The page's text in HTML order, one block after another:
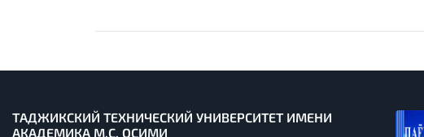
ТАДЖИКСКИЙ ТЕХНИЧЕСКИЙ УНИВЕРСИТЕТ ИМЕНИ
АКАДЕМИКА М.С. ОСИМИ